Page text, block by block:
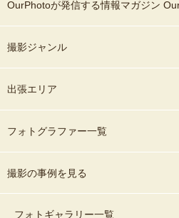
OurPhotoが発信する情報マガジン
撮影ジャンル
出張エリア
フォトグラファー一覧
撮影の事例を見る
フォトギャラリー一覧